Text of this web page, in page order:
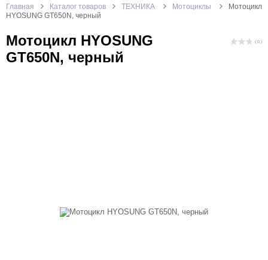
Главная Каталог товаров ТЕХНИКА Мотоциклы
Мотоцикл
HYOSUNG GT650N, черный
Мотоцикл HYOSUNG
GT650N, черный
( 0 )